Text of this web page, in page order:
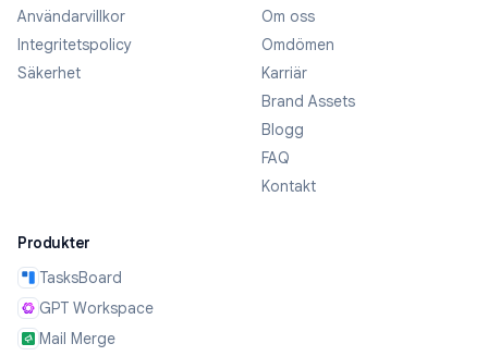
Användarvillkor
Integritetspolicy
Säkerhet
Om oss
Omdömen
Karriär
Brand Assets
Blogg
FAQ
Kontakt
Produkter
TasksBoard
GPT Workspace
Mail Merge